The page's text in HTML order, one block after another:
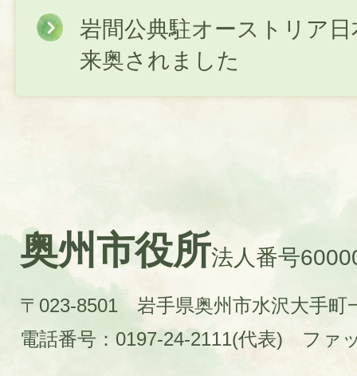
岩間公典駐オーストリア
来奥されました
奥州市役所法人番号
〒023-8501 岩手県奥州市水沢大手町
電話番号：0197-24-2111(代表)
ファ